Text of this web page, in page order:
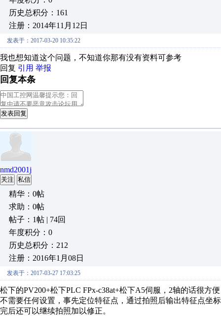
历史总积分：161
注册：2014年11月12日
发表于：2017-03-20 10:35:22
我也想知道这个问题，不知道你那有没有资料可参考
回复 引用 举报
回复本条
发表回复
nmd2001j
关注 私信
精华：0帖
求助：0帖
帖子：1帖 | 74回
年度积分：0
历史总积分：212
注册：2016年1月08日
发表于：2017-03-27 17:03:25
松下的PV200+松下PLC FPx-c38at+松下A5伺服，2轴的话很方
不需要任何设置，事先定位特征点，通过拍照后输出特征点坐
完后还可以继续拍照加以修正。